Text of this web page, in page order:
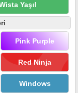
Yaşıl
Pink Purple
Red Ninja
Windows